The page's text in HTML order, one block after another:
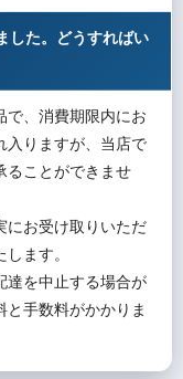
した。どうすればい
で、消費期限内にお
入りますが、当店で
ることができませ
にお受け取りいただ
ます。
達を中止する場合が
手数料がかかりま